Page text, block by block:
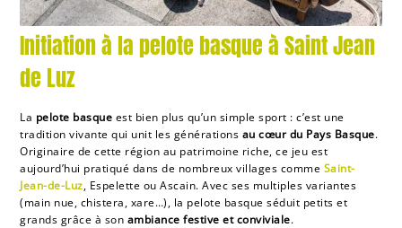
Initiation à la pelote basque à Saint Jean
de Luz
La pelote basque est bien plus qu’un simple sport : c’est une
tradition vivante qui unit les générations au cœur du Pays Basque.
Originaire de cette région au patrimoine riche, ce jeu est
aujourd’hui pratiqué dans de nombreux villages comme Saint-
Jean-de-Luz, Espelette ou Ascain. Avec ses multiples variantes
(main nue, chistera, xare…), la pelote basque séduit petits et
grands grâce à son ambiance festive et conviviale.